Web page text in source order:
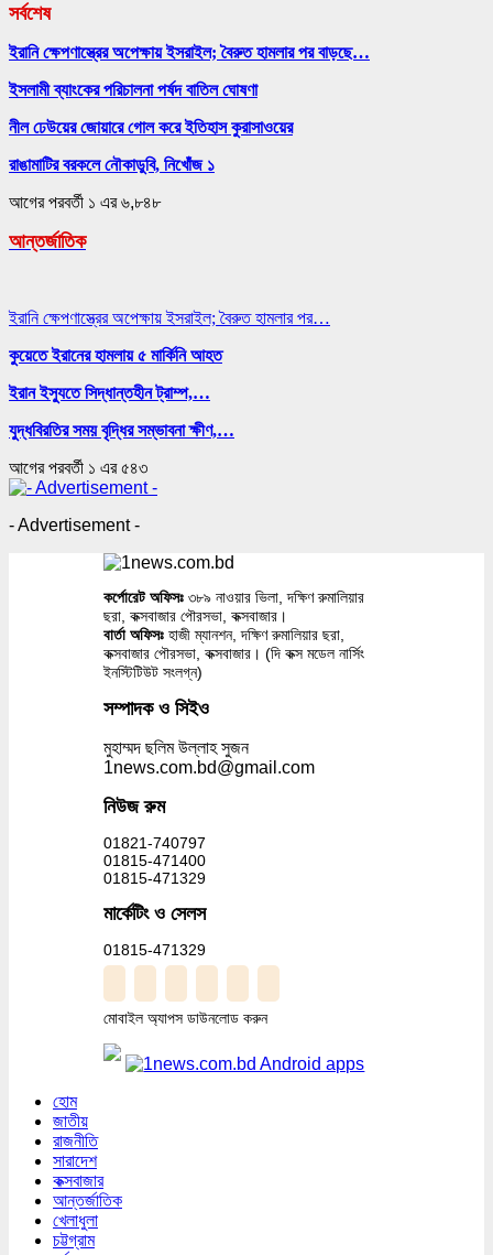
সর্বশেষ
ইরানি ক্ষেপণাস্ত্রের অপেক্ষায় ইসরাইল; বৈরুত হামলার পর বাড়ছে…
ইসলামী ব্যাংকের পরিচালনা পর্ষদ বাতিল ঘোষণা
নীল ঢেউয়ের জোয়ারে গোল করে ইতিহাস কুরাসাওয়ের
রাঙামাটির বরকলে নৌকাডুবি, নিখোঁজ ১
আগেরপরবর্তী ১ এর ৬,৮৪৮
আন্তর্জাতিক
ইরানি ক্ষেপণাস্ত্রের অপেক্ষায় ইসরাইল; বৈরুত হামলার পর…
কুয়েতে ইরানের হামলায় ৫ মার্কিনি আহত
ইরান ইস্যুতে সিদ্ধান্তহীন ট্রাম্প,…
যুদ্ধবিরতির সময় বৃদ্ধির সম্ভাবনা ক্ষীণ,…
আগেরপরবর্তী ১ এর ৫৪৩
- Advertisement -
কর্পোরেট অফিসঃ ৩৮৯ নাওয়ার ভিলা, দক্ষিণ রুমালিয়ার
ছরা, কক্সবাজার পৌরসভা, কক্সবাজার।
বার্তা অফিসঃহাজী ম্যানশন, দক্ষিণ রুমালিয়ার ছরা,
কক্সবাজার পৌরসভা, কক্সবাজার। (দি কক্স মডেল নার্সিং
ইনস্টিটিউট সংলগ্ন)
সম্পাদক ও সিইও
মুহাম্মদ ছলিম উল্লাহ সুজন
1news.com.bd@gmail.com
নিউজ রুম
01821-740797
01815-471400
01815-471329
মার্কেটিং ও সেলস
01815-471329
মোবাইল অ্যাপস ডাউনলোড করুন
হোম
জাতীয়
রাজনীতি
সারাদেশ
কক্সবাজার
আন্তর্জাতিক
খেলাধুলা
চট্টগ্রাম